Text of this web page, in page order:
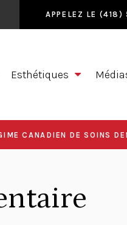
APPELEZ LE (418)
Esthétiques
CANADIEN DE SOINS